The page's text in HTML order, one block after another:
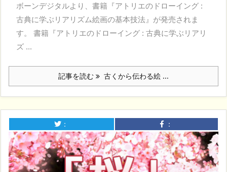
ボーンデジタルより、書籍『アトリエのドローイング :
古典に学ぶリアリズム絵画の基本技法』が発売されま
す。 書籍『アトリエのドローイング : 古典に学ぶリアリ
ズ ...
記事を読む 古くから伝わる絵 ...
： ：